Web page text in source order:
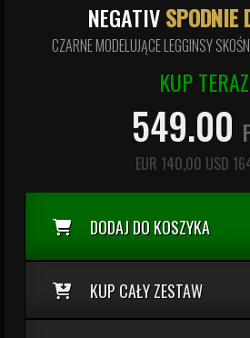
NEGATIVSPODNIE
CZARNE MODELUJĄCE LEGGINSY
KUP TERAZ
549.00
EUR 140,00 USD
DODAJ DO KOSZYKA
KUP CAŁY ZESTAW